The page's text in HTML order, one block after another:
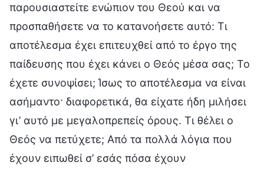
παρουσιαστείτε ενώπιον του Θεού και να
προσπαθήσετε να το κατανοήσετε αυτό: Τι
αποτέλεσμα έχει επιτευχθεί από το έργο της
παίδευσης που έχει κάνει ο Θεός μέσα σας; Το
έχετε συνοψίσει; Ίσως το αποτέλεσμα να είναι
ασήμαντο· διαφορετικά, θα είχατε ήδη μιλήσει
γι’ αυτό με μεγαλοπρεπείς όρους. Τι θέλει ο
Θεός να πετύχετε; Από τα πολλά λόγια που
έχουν ειπωθεί σ’ εσάς πόσα έχουν